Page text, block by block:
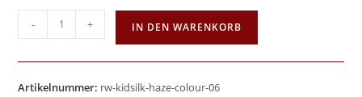
- + IN DEN WARENKORB
Artikelnummer: rw-kidsilk-haze-colour-06